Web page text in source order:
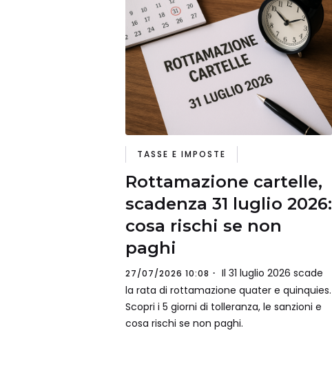
TASSE E IMPOSTE
Rottamazione cartelle,
scadenza 31 luglio 2026:
cosa rischi se non
paghi
27/07/2026 10:08
Il 31 luglio 2026 scade
la rata di rottamazione quater e quinquies.
Scopri i 5 giorni di tolleranza, le sanzioni e
cosa rischi se non paghi.